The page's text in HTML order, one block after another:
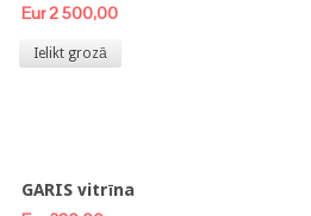
Eur 2 500,00
Ielikt grozā
GARIS vitrīna